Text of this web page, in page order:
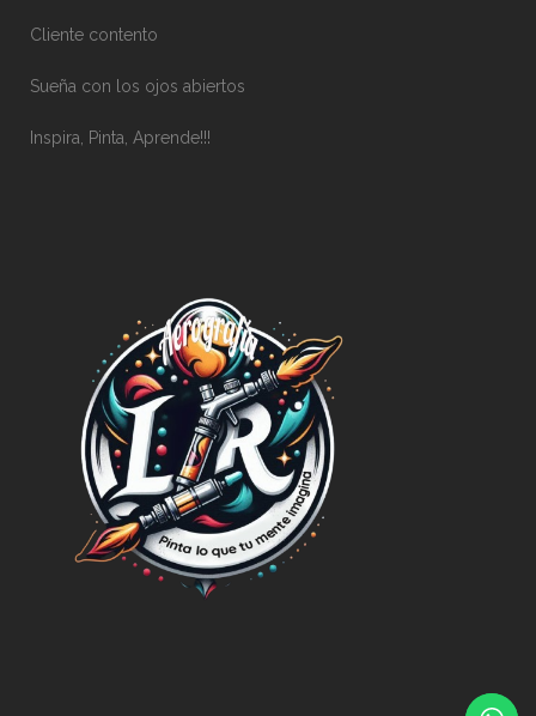
Cliente contento
Sueña con los ojos abiertos
Inspira, Pinta, Aprende!!!